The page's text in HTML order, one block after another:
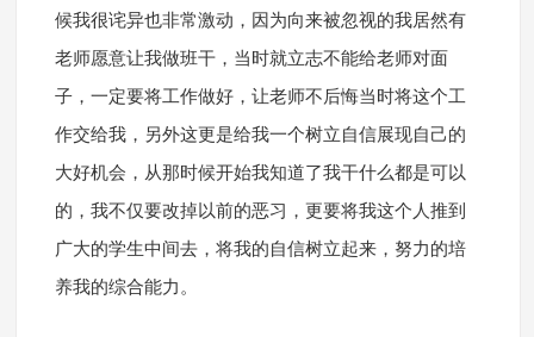
候我很诧异也非常激动，因为向来被忽视的我居然有
老师愿意让我做班干，当时就立志不能给老师对面
子，一定要将工作做好，让老师不后悔当时将这个工
作交给我，另外这更是给我一个树立自信展现自己的
大好机会，从那时候开始我知道了我干什么都是可以
的，我不仅要改掉以前的恶习，更要将我这个人推到
广大的学生中间去，将我的自信树立起来，努力的培
养我的综合能力。